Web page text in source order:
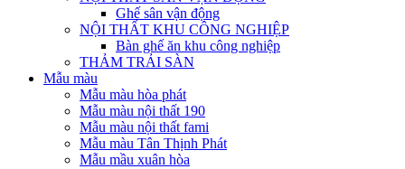
Ghế sân vận động
NỘI THẤT KHU CÔNG NGHIỆP
Bàn ghế ăn khu công nghiệp
THẢM TRẢI SÀN
Mẫu màu
Mẫu màu hòa phát
Mẫu màu nội thất 190
Mẫu màu nội thất fami
Mẫu màu Tân Thịnh Phát
Mẫu mầu xuân hòa